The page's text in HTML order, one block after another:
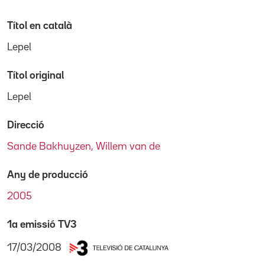
Títol en català
Lepel
Títol original
Lepel
Direcció
Sande Bakhuyzen, Willem van de
Any de producció
2005
1a emissió TV3
17/03/2008